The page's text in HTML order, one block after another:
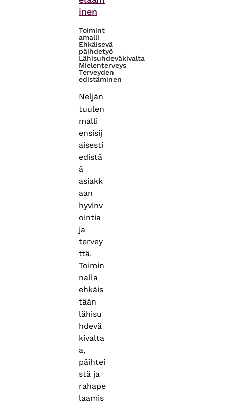
inen
Toimint
amalli
Ehkäisevä
päihdetyö
Lähisuhdeväkivalta
Mielenterveys
Terveyden
edistäminen
Neljän
tuulen
malli
ensisij
aisesti
edistä
ä
asiakk
aan
hyvinv
ointia
ja
tervey
ttä.
Toimin
nalla
ehkäis
tään
lähisu
hdevä
kivalta
a,
päihtei
stä ja
rahape
laamis